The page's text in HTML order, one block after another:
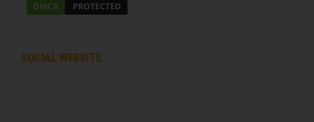
SOCIAL WEBSITE